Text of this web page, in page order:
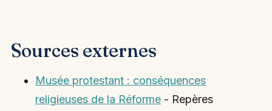
Sources externes
Musée protestant : conséquences
religieuses de la Réforme - Repères